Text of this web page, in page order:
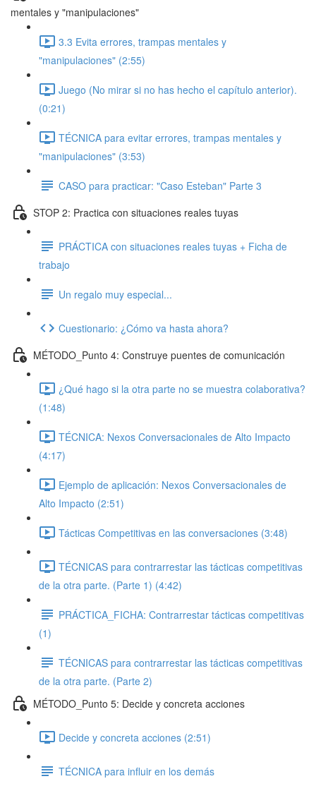
mentales y "manipulaciones"
3.3 Evita errores, trampas mentales y
"manipulaciones" (2:55)
Juego (No mirar si no has hecho el capítulo anterior).
(0:21)
TÉCNICA para evitar errores, trampas mentales y
"manipulaciones" (3:53)
CASO para practicar: "Caso Esteban" Parte 3
STOP 2: Practica con situaciones reales tuyas
PRÁCTICA con situaciones reales tuyas + Ficha de
trabajo
Un regalo muy especial...
Cuestionario: ¿Cómo va hasta ahora?
MÉTODO_Punto 4: Construye puentes de comunicación
¿Qué hago si la otra parte no se muestra colaborativa?
(1:48)
TÉCNICA: Nexos Conversacionales de Alto Impacto
(4:17)
Ejemplo de aplicación: Nexos Conversacionales de
Alto Impacto (2:51)
Tácticas Competitivas en las conversaciones (3:48)
TÉCNICAS para contrarrestar las tácticas competitivas
de la otra parte. (Parte 1) (4:42)
PRÁCTICA_FICHA: Contrarrestar tácticas competitivas
(1)
TÉCNICAS para contrarrestar las tácticas competitivas
de la otra parte. (Parte 2)
MÉTODO_Punto 5: Decide y concreta acciones
Decide y concreta acciones (2:51)
TÉCNICA para influir en los demás